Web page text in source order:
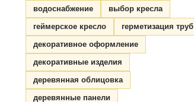
водоснабжение
выбор кресла
геймерское кресло
герметизация труб
декоративное оформление
декоративные изделия
деревянная облицовка
деревянные панели